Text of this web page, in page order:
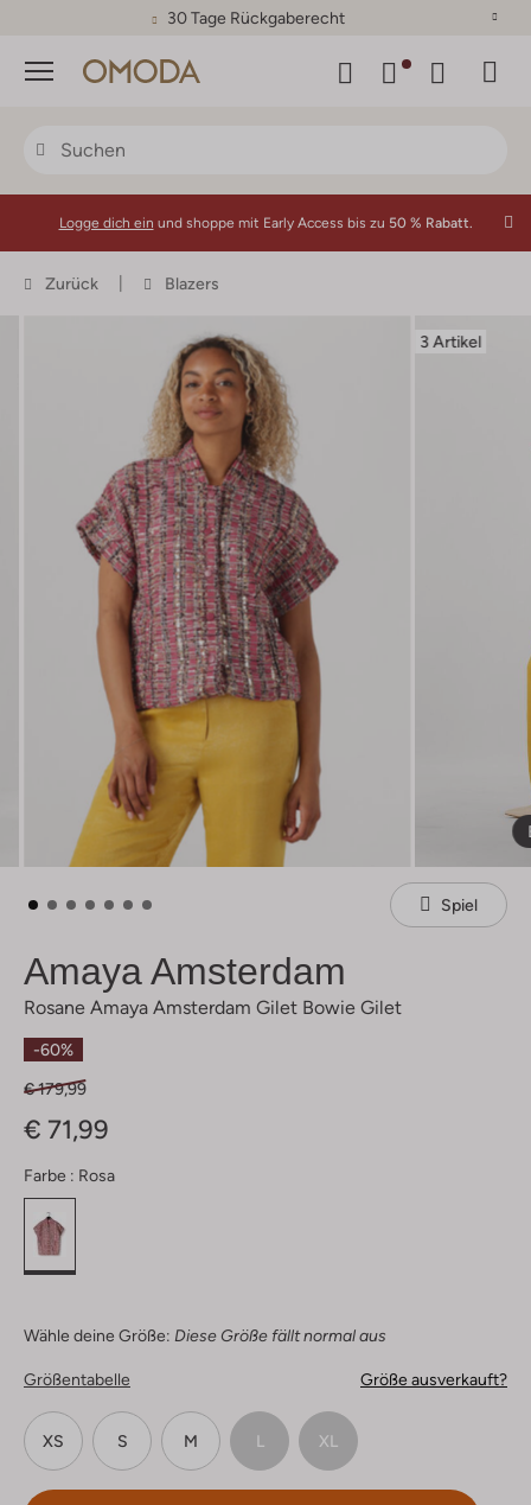
30 Tage Rückgaberecht
Menü
Logge dich ein und shoppe mit Early Access bis zu 50 % Rabatt.
Zurück Blazers
3 Artikel
Spiel
Amaya Amsterdam
Rosane Amaya Amsterdam Gilet Bowie Gilet
-60%
€ 179,99
€ 71,99
Farbe : Rosa
Wähle deine Größe: Diese Größe fällt normal aus
Größentabelle Größe ausverkauft?
XS S M L XL